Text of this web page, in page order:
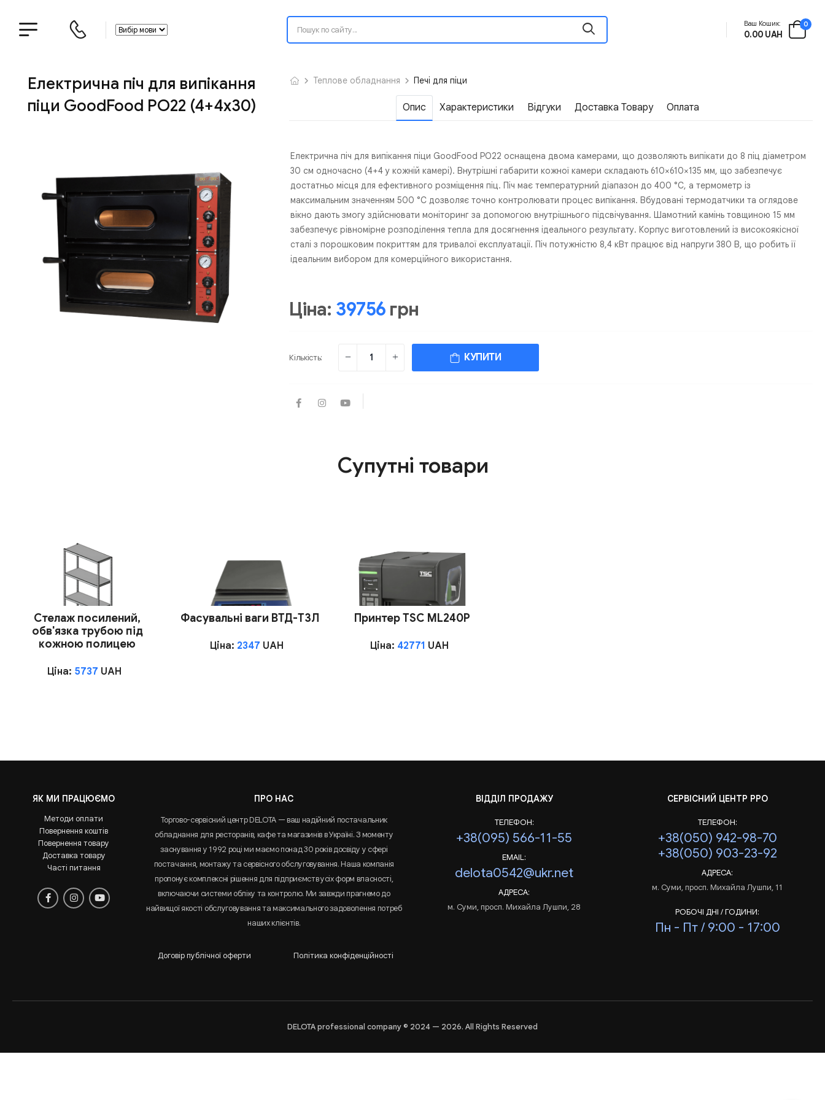
Ваш Кошик:
0.00 UAH
0
Електрична піч для випікання
піци GoodFood PO22 (4+4х30)
Теплове обладнання Печі для піци
Опис Характеристики Відгуки Доставка Товару Оплата
Електрична піч для випікання піци GoodFood PO22 оснащена двома камерами, що дозволяють випікати до 8 піц діаметром
30 см одночасно (4+4 у кожній камері). Внутрішні габарити кожної камери складають 610×610×135 мм, що забезпечує
достатньо місця для ефективного розміщення піц. Піч має температурний діапазон до 400 °C, а термометр із
максимальним значенням 500 °C дозволяє точно контролювати процес випікання. Вбудовані термодатчики та оглядове
вікно дають змогу здійснювати моніторинг за допомогою внутрішнього підсвічування. Шамотний камінь товщиною 15 мм
забезпечує рівномірне розподілення тепла для досягнення ідеального результату. Корпус виготовлений із високоякісної
сталі з порошковим покриттям для тривалої експлуатації. Піч потужністю 8,4 кВт працює від напруги 380 В, що робить її
ідеальним вибором для комерційного використання.
Ціна: 39756 грн
Кількість: КУПИТИ
Супутні товари
Стелаж посилений,
обв'язка трубою під
кожною полицею
Ціна: 5737 UAH
Фасувальні ваги ВТД-Т3Л
Ціна:2347 UAH
Принтер TSC ML240P
Ціна: 42771 UAH
ЯК МИ ПРАЦЮЄМО
Методи оплати
Повернення коштів
Повернення товару
Доставка товару
Часті питання
ПРО НАС
Торгово-сервісний центр DELOTA — ваш надійний постачальник
обладнання для ресторанів, кафе та магазинів в Україні. З моменту
заснування у 1992 році ми маємо понад 30 років досвіду у сфері
постачання, монтажу та сервісного обслуговування. Наша компанія
пропонує комплексні рішення для підприємств усіх форм власності,
включаючи системи обліку та контролю. Ми завжди прагнемо до
найвищої якості обслуговування та максимального задоволення потреб
наших клієнтів.
Договір публічної оферти Політика конфіденційності
ВІДДІЛ ПРОДАЖУ
ТЕЛЕФОН:
+38(095) 566-11-55
EMAIL:
delota0542@ukr.net
АДРЕСА:
м. Суми, просп. Михайла Лушпи, 28
СЕРВІСНИЙ ЦЕНТР РРО
ТЕЛЕФОН:
+38(050) 942-98-70
+38(050) 903-23-92
АДРЕСА:
м. Суми, просп. Михайла Лушпи, 11
РОБОЧІ ДНІ / ГОДИНИ:
Пн - Пт / 9:00 - 17:00
DELOTA professional company © 2024 — 2026. All Rights Reserved